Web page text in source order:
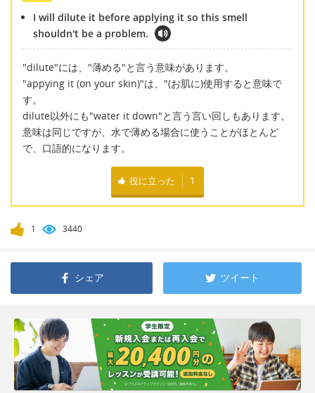
I will dilute it before applying it so this smell
shouldn't be a problem.
"dilute"には、"薄める"と言う意味があります。
"appying it (on your skin)"は、"(お肌に)使用すると意味で
す。
dilute以外にも"water it down"と言う言い回しもあります。
意味は同じですが、水で薄める場合に使うことがほとんど
で、口語的になります。
役に立った 1
1 3440
シェア ツイート